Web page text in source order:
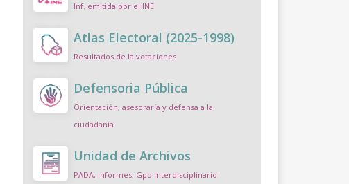
Inf. emitida por el INE
Atlas Electoral (2025-1998)
Resultados de la votaciones
Defensoria Pública
Orientación, asesoraría y defensa a la
ciudadanía
Unidad de Archivos
PADA, Informes, Gpo Interdisciplinario